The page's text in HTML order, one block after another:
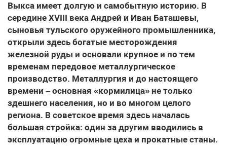
Выкса имеет долгую и самобытную историю. В
середине XVIII века Андрей и Иван Баташевы,
сыновья тульского оружейного промышленника,
открыли здесь богатые месторождения
железной руды и основали крупное и по тем
временам передовое металлургическое
производство. Металлургия и до настоящего
времени – основная «кормилица» не только
здешнего населения, но и во многом целого
региона. В советское время здесь началась
большая стройка: один за другим вводились в
эксплуатацию огромные цеха и прокатные станы.